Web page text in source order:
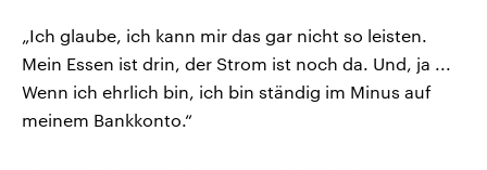
„Ich glaube, ich kann mir das gar nicht so leisten.
Mein Essen ist drin, der Strom ist noch da. Und, ja ...
Wenn ich ehrlich bin, ich bin ständig im Minus auf
meinem Bankkonto.“